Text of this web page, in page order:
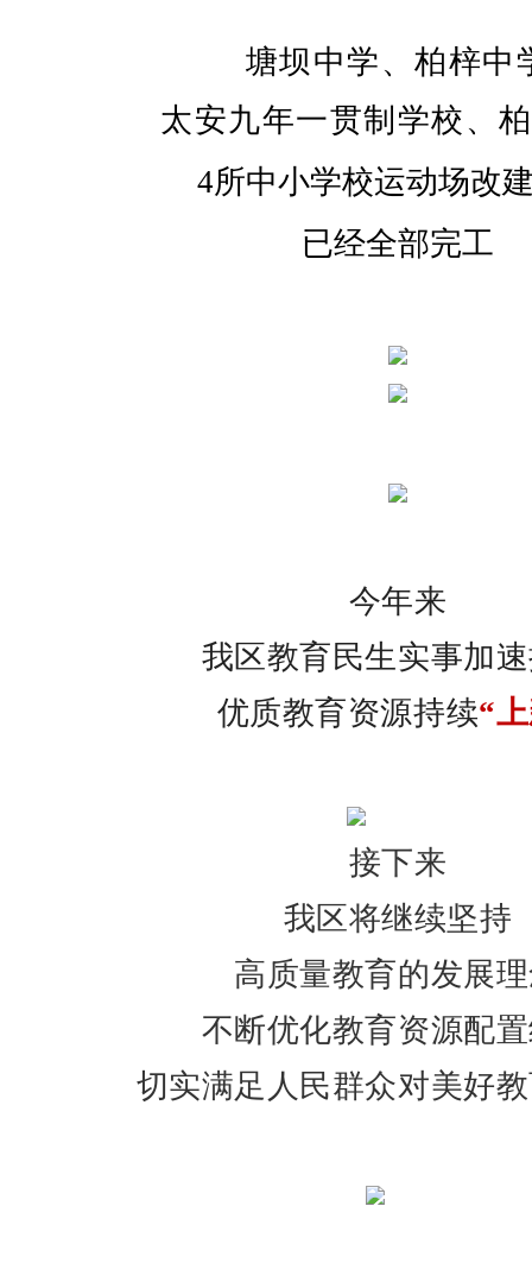
塘坝中学、柏梓中
太安九年一贯制学校、
4所中小学校运动场改
已经全部完工
今年来
我区教育民生实事加
优质教育资源持续“
接下来
我区将继续坚持
高质量教育的发展
不断优化教育资源配
切实满足人民群众对美好